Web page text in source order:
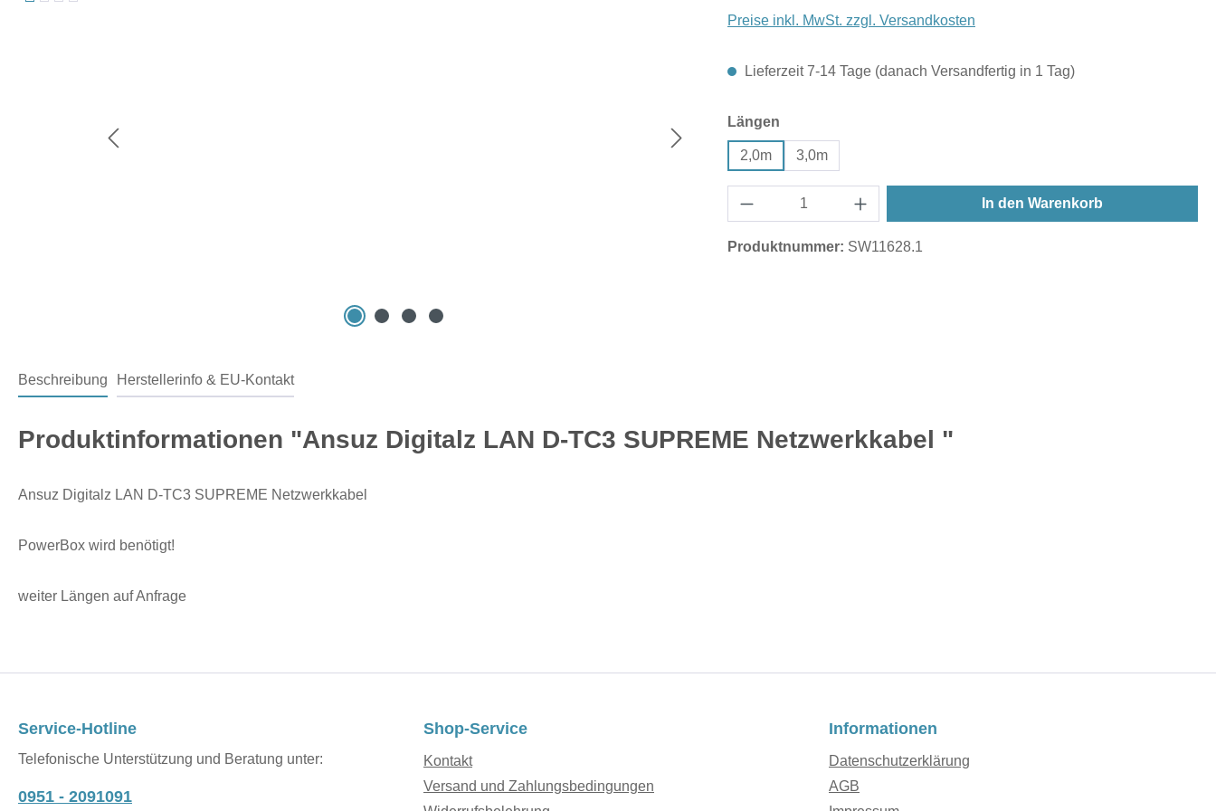
Preise inkl. MwSt. zzgl. Versandkosten
Lieferzeit 7-14 Tage (danach Versandfertig in 1 Tag)
Längen
2,0m 3,0m
In den Warenkorb
Produktnummer: SW11628.1
Beschreibung Herstellerinfo & EU-Kontakt
Produktinformationen "Ansuz Digitalz LAN D-TC3 SUPREME Netzwerkkabel "
Ansuz Digitalz LAN D-TC3 SUPREME Netzwerkkabel
PowerBox wird benötigt!
weiter Längen auf Anfrage
Service-Hotline
Telefonische Unterstützung und Beratung unter:
0951 - 2091091
Shop-Service
Kontakt
Versand und Zahlungsbedingungen
Informationen
Datenschutzerklärung
AGB